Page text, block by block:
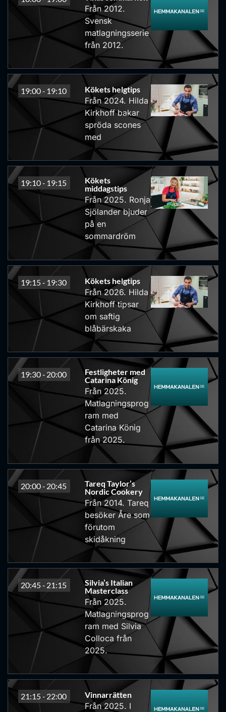
Från 2012.
Svensk
matlagningsserie
från 2012.
19:00 - 19:10 Kökets helgtips
Från 2024. Hilda
Kirkhoff bakar
spröda scones
med
19:10 - 19:15
Kökets
middagstips
Från 2025. Ronja
Sjölander bjuder
på en
sommardröm
19:15 - 19:30 Kökets helgtips
Från 2026. Hilda
Kirkhoff tipsar
om saftig
blåbärskaka
19:30 - 20:00
Festligheter med
Catarina König
Från 2025.
Matlagningsprog
ram med
Catarina König
från 2025.
20:00 - 20:45
Tareq Taylor’s
Nordic Cookery
Från 2014. Tareq
besöker Åre som
förutom
skidåkning
20:45 - 21:15
Silvia’s Italian
Masterclass
Från 2025.
Matlagningsprog
ram med Silvia
Colloca från
2025.
21:15 - 22:00 Vinnarrätten
Från 2025. I